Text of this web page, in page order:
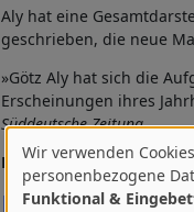
Aly hat eine
geschrieben, die neue
»Götz Aly hat sich die
Erscheinungen ihres
Süddeutsche Zeitung
Pressenotizen
Verwendung
Wir verwenden
personenbezogene
Funktional &